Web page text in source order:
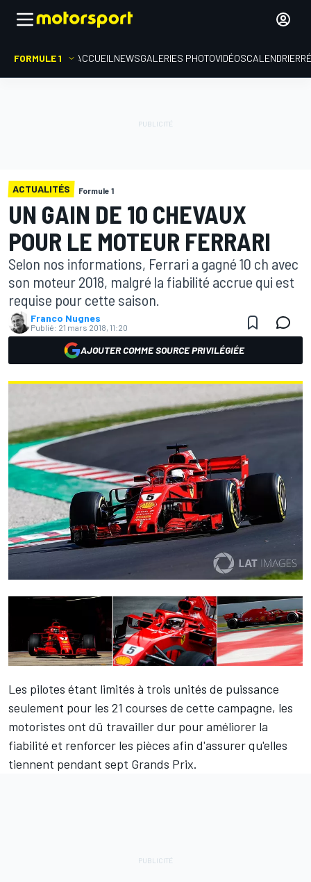
FORMULE 1 ACCUEIL NEWSGALERIES PHOTOVIDÉOSCALENDRIER
ACTUALITÉS Formule 1
UN GAIN DE 10 CHEVAUX
POUR LE MOTEUR FERRARI
Selon nos informations, Ferrari a gagné 10 ch avec
son moteur 2018, malgré la fiabilité accrue qui est
requise pour cette saison.
Franco Nugnes
Publié: 21 mars 2018, 11:20
AJOUTER COMME SOURCE PRIVILÉGIÉE
Les pilotes étant limités à trois unités de puissance
seulement pour les 21 courses de cette campagne, les
motoristes ont dû travailler dur pour améliorer la
fiabilité et renforcer les pièces afin d'assurer qu'elles
tiennent pendant sept Grands Prix.